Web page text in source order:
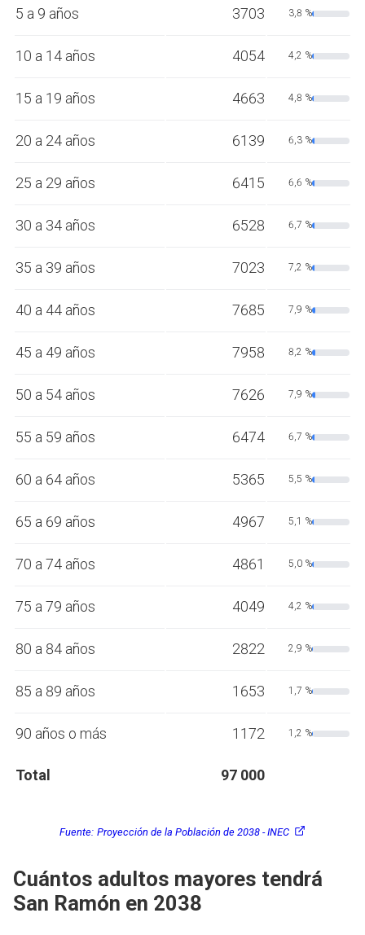
5 a 9 años 3703 3,8 %
10 a 14 años 4054 4,2 %
15 a 19 años 4663 4,8 %
20 a 24 años 6139 6,3 %
25 a 29 años 6415 6,6 %
30 a 34 años 6528 6,7 %
35 a 39 años 7023 7,2 %
40 a 44 años 7685 7,9 %
45 a 49 años 7958 8,2 %
50 a 54 años 7626 7,9 %
55 a 59 años 6474 6,7 %
60 a 64 años 5365 5,5 %
65 a 69 años 4967 5,1 %
70 a 74 años 4861 5,0 %
75 a 79 años 4049 4,2 %
80 a 84 años 2822 2,9 %
85 a 89 años 1653 1,7 %
90 años o más 1172 1,2 %
Total 97 000
Fuente: Proyección de la Población de 2038 - INEC
Cuántos adultos mayores tendrá
San Ramón en 2038